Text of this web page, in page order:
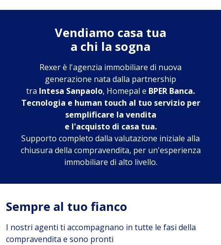
Vendiamo casa tua
a chi la sogna
Rexer è l'agenzia immobiliare di nuova
generazione nata dalla partnership
tra Intesa Sanpaolo, Homepal e BPER Banca.
Tecnologia e human touch al tuo servizio per
semplificare la vendita
e l'acquisto di casa tua.
Supporto completo dalla valutazione iniziale alla
chiusura della compravendita, per un'esperienza
immobiliare di alto livello.
Sempre al tuo fianco
I nostri agenti ti accompagnano in tutte le fasi della
compravendita e sono pronti